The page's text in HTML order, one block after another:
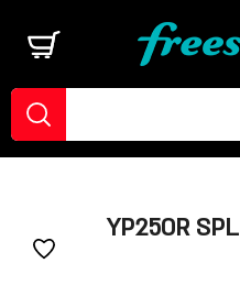
סירקליפס ציר גלגל אח YP250R SPL